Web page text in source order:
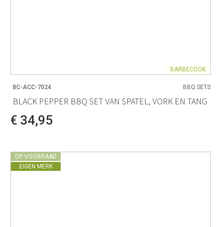
BARBECOOK
BC-ACC-7024 BBQ SETS
BLACK PEPPER BBQ SET VAN SPATEL, VORK EN TANG
€ 34,95
OP VOORRAAD
EIGEN MERK